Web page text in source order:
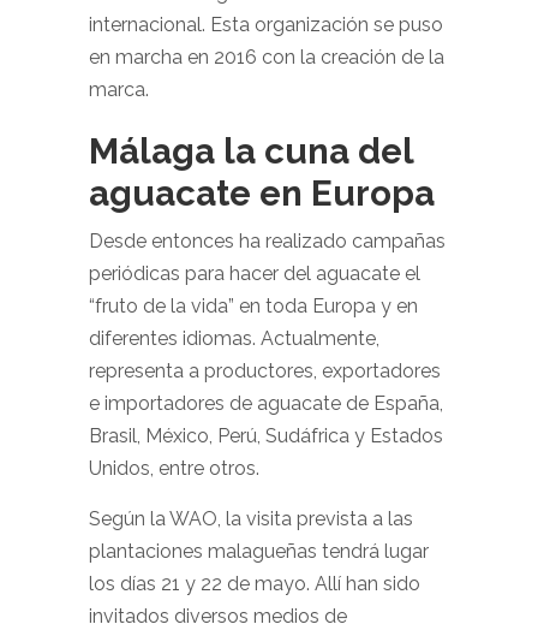
internacional. Esta organización se puso
en marcha en 2016 con la creación de la
marca.
Málaga la cuna del
aguacate en Europa
Desde entonces ha realizado campañas
periódicas para hacer del aguacate el
“fruto de la vida” en toda Europa y en
diferentes idiomas. Actualmente,
representa a productores, exportadores
e importadores de aguacate de España,
Brasil, México, Perú, Sudáfrica y Estados
Unidos, entre otros.
Según la WAO, la visita prevista a las
plantaciones malagueñas tendrá lugar
los días 21 y 22 de mayo. Allí han sido
invitados diversos medios de